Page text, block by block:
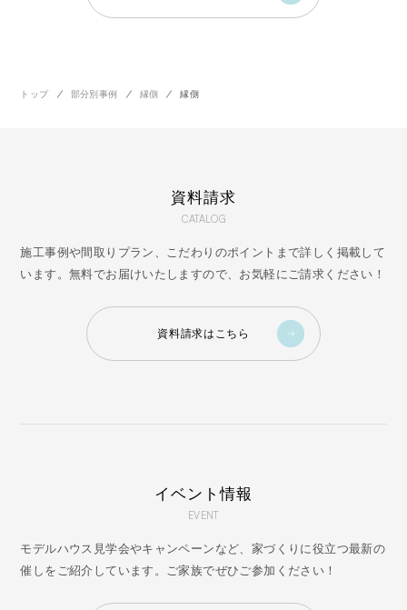
トップ 部分別事例 縁側 縁側
資料請求
CATALOG
施工事例や間取りプラン、こだわりのポイントまで詳しく掲載して
います。無料でお届けいたしますので、お気軽にご請求ください！
資料請求はこちら
イベント情報
EVENT
モデルハウス見学会やキャンペーンなど、家づくりに役立つ最新の
催しをご紹介しています。ご家族でぜひご参加ください！